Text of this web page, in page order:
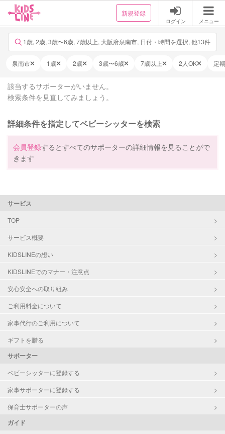
新規登録
ログイン メニュー
1歳, 2歳, 3歳〜6歳, 7歳以上, 大阪府泉南市, 日付・時間を選択, 他13件
泉南市 1歳 2歳 3歳〜6歳 7歳以上 2人OK 定
該当するサポーターがいません。
検索条件を見直してみましょう。
詳細条件を指定してベビーシッターを検索
会員登録するとすべてのサポーターの詳細情報を見ることがで
きます
サービス
TOP
サービス概要
KIDSLINEの想い
KIDSLINEでのマナー・注意点
安心安全への取り組み
ご利用料金について
家事代行のご利用について
ギフトを贈る
サポーター
ベビーシッターに登録する
家事サポーターに登録する
保育士サポーターの声
ガイド